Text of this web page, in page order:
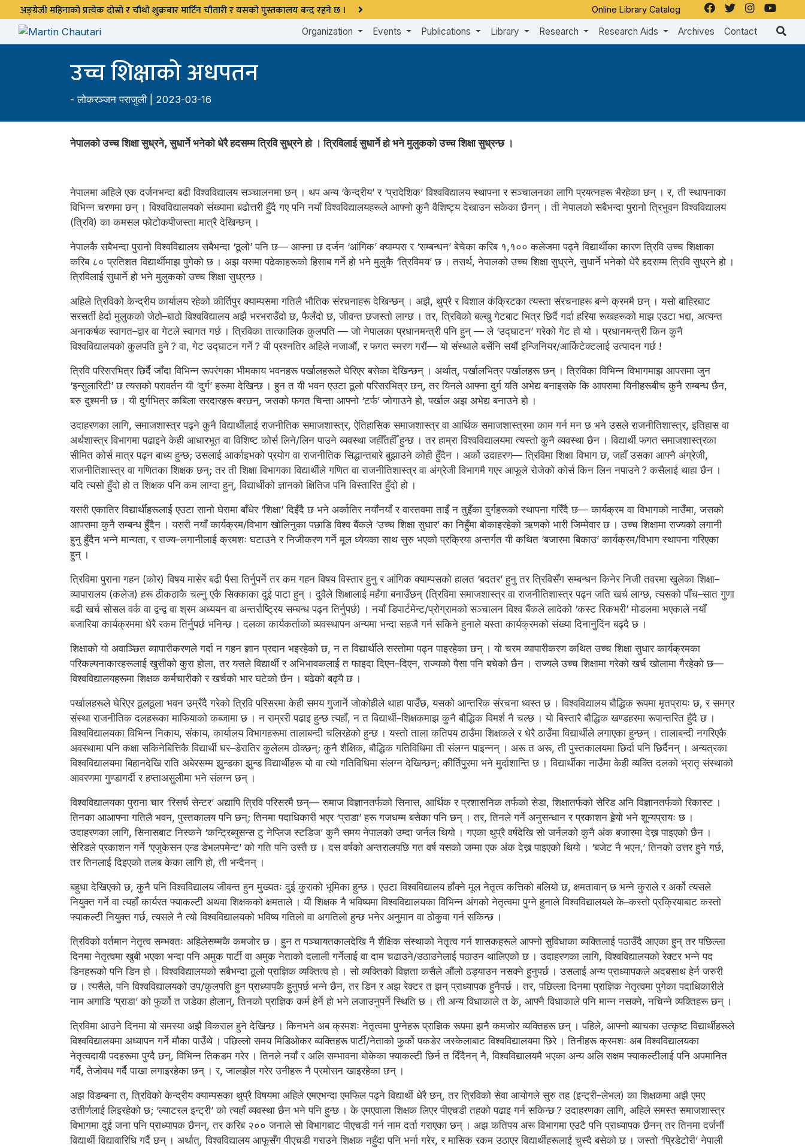
अङ्ग्रेजी महिनाको प्रत्येक दोस्रो र चौथो शुक्रबार मार्टिन चौतारी र यसको पुस्तकालय बन्द रहने छ । Online Library Catalog
Organization Events Publications Library Research Research Aids Archives Contact
उच्च शिक्षाको अधपतन
-लोकरञ्‍जन पराजुली | 2023-03-16
नेपालको उच्च शिक्षा सुध्रने, सुधार्ने भनेको धेरै हदसम्म त्रिवि सुध्रने हो । त्रिविलाई सुधार्ने हो भने मुलुकको उच्च शिक्षा सुध्रन्छ ।
नेपालमा अहिले एक दर्जनभन्दा बढी विश्वविद्यालय सञ्चालनमा छन् । थप अन्य ‘केन्द्रीय’ र ‘प्रादेशिक’ विश्वविद्यालय स्थापना र सञ्चालनका लागि प्रयत्नहरू भैरहेका छन् । र, ती स्थापनाका
विभिन्न चरणमा छन् । विश्वविद्यालयको संख्यामा बढोत्तरी हुँदै गए पनि नयाँ विश्वविद्यालयहरूले आफ्नो कुनै वैशिष्ट्य देखाउन सकेका छैनन् । ती नेपालको सबैभन्दा पुरानो त्रिभुवन विश्वविद्यालय
(त्रिवि) का कमसल फोटोकपीजस्ता मात्रै देखिन्छन् ।
नेपालकै सबैभन्दा पुरानो विश्वविद्यालय सबैभन्दा ‘ठूलो’ पनि छ— आफ्ना छ दर्जन ‘आंगिक’ क्याम्पस र ‘सम्बन्धन’ बेचेका करिब १,१०० कलेजमा पढ्ने विद्यार्थीका कारण त्रिवि उच्च शिक्षाका
करिब ८० प्रतिशत विद्यार्थीमाझ पुगेको छ । अझ यसमा पढेकाहरूको हिसाब गर्ने हो भने मुलुकै ‘त्रिविमय’ छ । तसर्थ, नेपालको उच्च शिक्षा सुध्रने, सुधार्ने भनेको धेरै हदसम्म त्रिवि सुध्रने हो ।
त्रिविलाई सुधार्ने हो भने मुलुकको उच्च शिक्षा सुध्रन्छ ।
अहिले त्रिविको केन्द्रीय कार्यालय रहेको कीर्तिपुर क्याम्पसमा गतिलै भौतिक संरचनाहरू देखिन्छन् । अझै, थुप्रै र विशाल कंक्रिटका त्यस्ता संरचनाहरू बन्ने क्रममै छन् । यसो बाहिरबाट
सरसर्ती हेर्दा मुलुकको जेठो–बाठो विश्वविद्यालय अझै भरभराउँदो छ, फैलँदो छ, जीवन्त छजस्तो लाग्छ । तर, त्रिविको बल्खु गेटबाट भित्र छिर्दै गर्दा हरिया रूखहरूको माझ एउटा भद्दा, अत्यन्त
अनाकर्षक स्वागत–द्वार वा गेटले स्वागत गर्छ । त्रिविका तात्कालिक कुलपति — जो नेपालका प्रधानमन्त्री पनि हुन् — ले ‘उद्घाटन’ गरेको गेट हो यो । प्रधानमन्त्री किन कुनै
विश्वविद्यालयको कुलपति हुने ? वा, गेट उद्घाटन गर्ने ? यी प्रश्नतिर अहिले नजाऔं, र फगत स्मरण गरौं— यो संस्थाले बर्सेनि सयौं इन्जिनियर/आर्किटेक्टलाई उत्पादन गर्छ !
त्रिवि परिसरभित्र छिर्दै जाँदा विभिन्न रूपरंगका भीमकाय भवनहरू पर्खालहरूले घेरिएर बसेका देखिन्छन् । अर्थात्, पर्खालभित्र पर्खालहरू छन् । त्रिविका विभिन्न विभागमाझ आपसमा जुन
‘इन्सुलारिटी’ छ त्यसको परावर्तन यी ‘दुर्ग’ हरूमा देखिन्छ । हुन त यी भवन एउटा ठूलो परिसरभित्र छन्, तर यिनले आफ्ना दुर्ग यति अभेद्य बनाइसके कि आपसमा यिनीहरूबीच कुनै सम्बन्ध छैन,
बरु दुश्मनी छ । यी दुर्गभित्र कबिला सरदारहरू बस्छन्, जसको फगत चिन्ता आफ्नो ‘टर्फ’ जोगाउने हो, पर्खाल अझ अभेद्य बनाउने हो ।
उदाहरणका लागि, समाजशास्त्र पढ्ने कुनै विद्यार्थीलाई राजनीतिक समाजशास्त्र, ऐतिहासिक समाजशास्त्र वा आर्थिक समाजशास्त्रमा काम गर्न मन छ भने उसले राजनीतिशास्त्र, इतिहास वा
अर्थशास्त्र विभागमा पढाइने केही आधारभूत वा विशिष्ट कोर्स लिने/लिन पाउने व्यवस्था जहीँतहीँ हुन्छ । तर हाम्रा विश्वविद्यालयमा त्यस्तो कुनै व्यवस्था छैन । विद्यार्थी फगत समाजशास्त्रका
सीमित कोर्स मात्र पढ्न बाध्य हुन्छ; उसलाई आर्काइभको प्रयोग वा राजनीतिक सिद्धान्तबारे बुझाउने कोही हुँदैन । अर्को उदाहरण— त्रिविमा शिक्षा विभाग छ, जहाँ उसका आफ्नै अंग्रेजी,
राजनीतिशास्त्र वा गणितका शिक्षक छन्; तर ती शिक्षा विभागका विद्यार्थीले गणित वा राजनीतिशास्त्र वा अंग्रेजी विभागमै गएर आफूले रोजेको कोर्स किन लिन नपाउने ? कसैलाई थाहा छैन ।
यदि त्यसो हुँदो हो त शिक्षक पनि कम लाग्दा हुन्, विद्यार्थीको ज्ञानको क्षितिज पनि विस्तारित हुँदो हो ।
यसरी एकातिर विद्यार्थीहरूलाई एउटा सानो घेरामा बाँधेर ‘शिक्षा’ दिइँदै छ भने अर्कातिर नयाँनयाँ र वास्तवमा ताइँ न तुइँका दुर्गहरूको स्थापना गरिँदै छ— कार्यक्रम वा विभागको नाउँमा, जसको
आपसमा कुनै सम्बन्ध हुँदैन । यसरी नयाँ कार्यक्रम/विभाग खोलिनुका पछाडि विश्व बैंकले ‘उच्च शिक्षा सुधार’ का निहुँमा बोकाइरहेको ऋणको भारी जिम्मेवार छ । उच्च शिक्षामा राज्यको लगानी
हुनु हुँदैन भन्ने मान्यता, र राज्य–लगानीलाई क्रमशः घटाउने र निजीकरण गर्ने मूल ध्येयका साथ सुरु भएको प्रक्रिया अन्तर्गत यी कथित ‘बजारमा बिकाउ’ कार्यक्रम/विभाग स्थापना गरिएका
हुन् ।
त्रिविमा पुराना गहन (कोर) विषय मासेर बढी पैसा तिर्नुपर्ने तर कम गहन विषय विस्तार हुनु र आंगिक क्याम्पसको हालत ‘बदतर’ हुनु तर त्रिविसँग सम्बन्धन किनेर निजी तवरमा खुलेका शिक्षा–
व्यापारालय (कलेज) हरू ठीकठाकै चल्नु एकै सिक्काका दुई पाटा हुन् । दुवैले शिक्षालाई महँगा बनाउँछन् (त्रिविमा समाजशास्त्र वा राजनीतिशास्त्र पढ्न जति खर्च लाग्छ, त्यसको पाँच–सात गुणा
बढी खर्च सोसल वर्क वा द्वन्द्व वा श्रम अध्ययन वा अन्तर्राष्ट्रिय सम्बन्ध पढ्न तिर्नुपर्छ) । नयाँ डिपार्टमेन्ट/प्रोग्रामको सञ्चालन विश्व बैंकले लादेको ‘कस्ट रिकभरी’ मोडलमा भएकाले नयाँ
बजारिया कार्यक्रममा धेरै रकम तिर्नुपर्छ भनिन्छ । दलका कार्यकर्ताको व्यवस्थापन अन्यमा भन्दा सहजै गर्न सकिने हुनाले यस्ता कार्यक्रमको संख्या दिनानुदिन बढ्दै छ ।
शिक्षाको यो अवाञ्छित व्यापारीकरणले गर्दा न गहन ज्ञान प्रदान भइरहेको छ, न त विद्यार्थीले सस्तोमा पढ्न पाइरहेका छन् । यो चरम व्यापारीकरण कथित उच्च शिक्षा सुधार कार्यक्रमका
परिकल्पनाकारहरूलाई खुसीको कुरा होला, तर यसले विद्यार्थी र अभिभावकलाई त फाइदा दिएन–दिएन, राज्यको पैसा पनि बचेको छैन । राज्यले उच्च शिक्षामा गरेको खर्च खोलामा गैरहेको छ—
विश्वविद्यालयहरूमा शिक्षक कर्मचारीको र खर्चको भार घटेको छैन । बढेको बढ्यै छ ।
पर्खालहरूले घेरिएर ठूलठूला भवन उम्रँदै गरेको त्रिवि परिसरमा केही समय गुजार्ने जोकोहीले थाहा पाउँछ, यसको आन्तरिक संरचना ध्वस्त छ । विश्वविद्यालय बौद्धिक रूपमा मृतप्रायः छ, र समग्र
संस्था राजनीतिक दलहरूका माफियाको कब्जामा छ । न राम्ररी पढाइ हुन्छ त्यहाँ, न त विद्यार्थी–शिक्षकमाझ कुनै बौद्धिक विमर्श नै चल्छ । यो बिस्तारै बौद्धिक खण्डहरमा रूपान्तरित हुँदै छ ।
विश्वविद्यालयका विभिन्न निकाय, संकाय, कार्यालय विभागहरूमा तालाबन्दी चलिरहेको हुन्छ । यस्तो ताला कतिपय ठाउँमा शिक्षकले र धेरै ठाउँमा विद्यार्थीले लगाएका हुन्छन् । तालाबन्दी नगरिएकै
अवस्थामा पनि कक्षा सकिनेबित्तिकै विद्यार्थी घर–डेरातिर कुलेलम ठोक्छन्; कुनै शैक्षिक, बौद्धिक गतिविधिमा ती संलग्न पाइन्नन् । अरू त अरू, ती पुस्तकालयमा छिर्दा पनि छिर्दैनन् । अन्यत्रका
विश्वविद्यालयमा बिहानदेखि राति अबेरसम्म झुन्डका झुन्ड विद्यार्थीहरू यो वा त्यो गतिविधिमा संलग्न देखिन्छन्; कीर्तिपुरमा भने मुर्दाशान्ति छ । विद्यार्थीका नाउँमा केही व्यक्ति दलको भ्रातृ संस्थाको
आवरणमा गुण्डागर्दी र हप्ताअसुलीमा भने संलग्न छन् ।
विश्वविद्यालयका पुराना चार ‘रिसर्च सेन्टर’ अद्यापि त्रिवि परिसरमै छन्— समाज विज्ञानतर्फको सिनास, आर्थिक र प्रशासनिक तर्फको सेडा, शिक्षातर्फको सेरिड अनि विज्ञानतर्फको रिकास्ट ।
तिनका आआफ्ना गतिलै भवन, पुस्तकालय पनि छन्; तिनमा पदाधिकारी भएर ‘प्राडा’ हरू गजधम्म बसेका पनि छन् । तर, तिनले गर्ने अनुसन्धान र प्रकाशन हेर्‍यो भने शून्यप्रायः छ ।
उदाहरणका लागि, सिनासबाट निस्कने ‘कन्ट्रिब्युसन्स टु नेप्लिज स्टडिज’ कुनै समय नेपालको उम्दा जर्नल थियो । गएका थुप्रै वर्षदेखि सो जर्नलको कुनै अंक बजारमा देख्न पाइएको छैन ।
सेरिडले प्रकाशन गर्ने ‘एजुकेसन एन्ड डेभलपमेन्ट’ को गति पनि उस्तै छ । दस वर्षको अन्तरालपछि गत वर्ष यसको जम्मा एक अंक देख्न पाइएको थियो । ‘बजेट नै भएन,’ तिनको उत्तर हुने गर्छ,
तर तिनलाई दिइएको तलब केका लागि हो, ती भन्दैनन् ।
बहुधा देखिएको छ, कुनै पनि विश्वविद्यालय जीवन्त हुन मुख्यतः दुई कुराको भूमिका हुन्छ । एउटा विश्वविद्यालय हाँक्ने मूल नेतृत्व कत्तिको बलियो छ, क्षमतावान् छ भन्ने कुराले र अर्को त्यसले
नियुक्त गर्ने वा त्यहाँ कार्यरत फ्याकल्टी अथवा शिक्षकको क्षमताले । यी शिक्षक नै भविष्यमा विश्वविद्यालयका विभिन्न अंगको नेतृत्वमा पुग्ने हुनाले विश्वविद्यालयले के–कस्तो प्रक्रियाबाट कस्तो
फ्याकल्टी नियुक्त गर्छ, त्यसले नै त्यो विश्वविद्यालयको भविष्य गतिलो वा अगतिलो हुन्छ भनेर अनुमान वा ठोकुवा गर्न सकिन्छ ।
त्रिविको वर्तमान नेतृत्व सम्भवतः अहिलेसम्मकै कमजोर छ । हुन त पञ्चायतकालदेखि नै शैक्षिक संस्थाको नेतृत्व गर्न शासकहरूले आफ्नो सुविधाका व्यक्तिलाई पठाउँदै आएका हुन् तर पछिल्ला
दिनमा नेतृत्वमा खुबी भएका भन्दा पनि अमुक पार्टी वा अमुक नेताको दलाली गर्नेलाई वा दाम चढाउने/उठाउनेलाई पठाउन थालिएको छ । उदाहरणका लागि, विश्वविद्यालयको रेक्टर भन्ने पद
डिनहरूको पनि डिन हो । विश्वविद्यालयको सबैभन्दा ठूलो प्राज्ञिक व्यक्तित्व हो । सो व्यक्तिको विज्ञता कसैले औंलो ठड्याउन नसक्ने हुनुपर्छ । उसलाई अन्य प्राध्यापकले अदबसाथ हेर्न जरुरी
छ । त्यसैले, पनि विश्वविद्यालयको उप/कुलपति हुन प्राध्यापकै हुनुपर्छ भन्ने छैन, तर डिन र अझ रेक्टर त झन् प्राध्यापक हुनैपर्छ । तर, पछिल्ला दिनमा प्राज्ञिक नेतृत्वमा पुगेका पदाधिकारीले
नाम अगाडि ‘प्राडा’ को फुर्को त जडेका होलान्, तिनको प्राज्ञिक कर्म हेर्ने हो भने लजाउनुपर्ने स्थिति छ । ती अन्य विधाकाले त के, आफ्नै विधाकाले पनि मान्न नसक्ने, नचिन्ने व्यक्तिहरू छन् ।
त्रिविमा आउने दिनमा यो समस्या अझै विकराल हुने देखिन्छ । किनभने अब क्रमशः नेतृत्वमा पुग्नेहरू प्राज्ञिक रूपमा झनै कमजोर व्यक्तिहरू छन् । पहिले, आफ्नो ब्याचका उत्कृष्ट विद्यार्थीहरूले
विश्वविद्यालयमा अध्यापन गर्ने मौका पाउँथे । पछिल्लो समय मिडिओकर व्यक्तिहरू पार्टी/नेताको फुर्को पकडेर जस्केलाबाट विश्वविद्यालयमा छिरे । तिनीहरू क्रमशः अब विश्वविद्यालयका
नेतृत्वदायी पदहरूमा पुग्दै छन्, विभिन्न तिकडम गरेर । तिनले नयाँ र अलि सम्भावना बोकेका फ्याकल्टी छिर्न त दिँदैनन् नै, विश्वविद्यालयमै भएका अन्य अलि सक्षम फ्याकल्टीलाई पनि अपमानित
गर्दै, तेजोवध गर्दै पाखा लगाइरहेका छन् । र, जालझेल गरेर उनीहरू नै प्रमोसन खाइरहेका छन् ।
अझ विडम्बना त, त्रिविको केन्द्रीय क्याम्पसका थुप्रै विषयमा अहिले एमएभन्दा एमफिल पढ्ने विद्यार्थी धेरै छन्, तर त्रिविको सेवा आयोगले सुरु तह (इन्ट्री–लेभल) का शिक्षकमा अझै एमए
उत्तीर्णलाई लिइरहेको छ; ‘ल्याटरल इन्ट्री’ को त्यहाँ व्यवस्था छैन भने पनि हुन्छ । के एमएवाला शिक्षक लिएर पीएचडी तहको पढाइ गर्न सकिन्छ ? उदाहरणका लागि, अहिले समस्त समाजशास्त्र
विभागमा दुई जना पनि प्राध्यापक छैनन्, तर करिब २०० जनाले सो विभागबाट पीएचडी गर्न नाम दर्ता गराएका छन् । अझ कतिपय अरू विभागमा एउटै पनि प्राध्यापक छैनन् तर तिनमा दर्जनौं
विद्यार्थी विद्यावारिधि गर्दै छन् । अर्थात्, विश्वविद्यालय आफूसँग पीएचडी गराउने शिक्षक नहुँदा पनि भर्ना गरेर, र मासिक रकम उठाएर विद्यार्थीहरूलाई चुस्दै बसेको छ । जस्तो ‘प्रिडेटोरी’ नेपाली